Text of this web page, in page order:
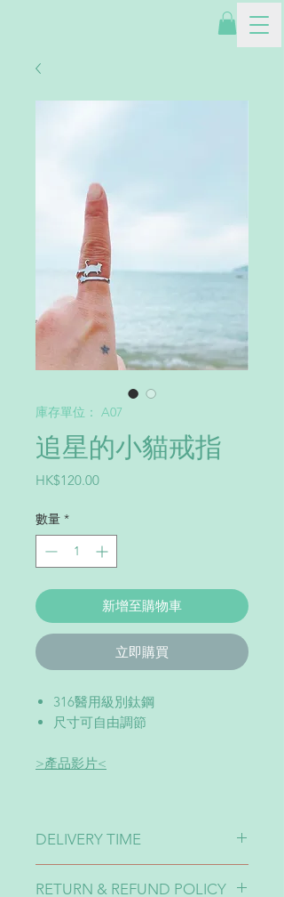
庫存單位： A07
追星的小貓戒指
HK$120.00價
數量 *
新增至購物車
立即購買
316醫用級別鈦鋼
尺寸可自由調節
>產品影片<
DELIVERY TIME
5 working days.
RETURN & REFUND POLICY